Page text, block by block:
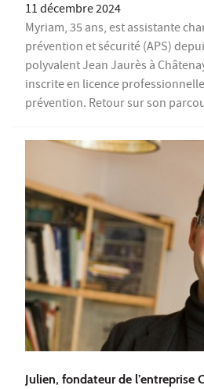
11 décembre 2024
Myriam, 35 ans, est assistante
prévention et sécurité (APS)
polyvalent Jean Jaurès à
inscrite en licence
prévention. Retour sur son
Julien, fondateur de l’entreprise